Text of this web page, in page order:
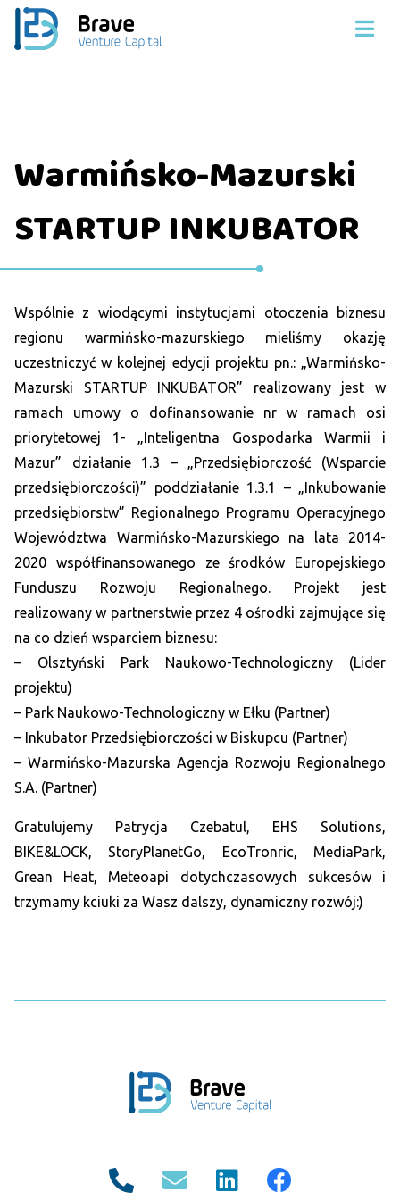
Warmińsko-Mazurski
STARTUP INKUBATOR
Wspólnie z wiodącymi instytucjami otoczenia biznesu
regionu warmińsko-mazurskiego mieliśmy okazję
uczestniczyć w kolejnej edycji projektu pn.: „Warmińsko-
Mazurski STARTUP INKUBATOR” realizowany jest w
ramach umowy o dofinansowanie nr w ramach osi
priorytetowej 1- „Inteligentna Gospodarka Warmii i
Mazur” działanie 1.3 – „Przedsiębiorczość (Wsparcie
przedsiębiorczości)” poddziałanie 1.3.1 – „Inkubowanie
przedsiębiorstw” Regionalnego Programu Operacyjnego
Województwa Warmińsko-Mazurskiego na lata 2014-
2020 współfinansowanego ze środków Europejskiego
Funduszu Rozwoju Regionalnego. Projekt jest
realizowany w partnerstwie przez 4 ośrodki zajmujące się
na co dzień wsparciem biznesu:
– Olsztyński Park Naukowo-Technologiczny (Lider
projektu)
– Park Naukowo-Technologiczny w Ełku (Partner)
– Inkubator Przedsiębiorczości w Biskupcu (Partner)
– Warmińsko-Mazurska Agencja Rozwoju Regionalnego
S.A. (Partner)
Gratulujemy Patrycja Czebatul, EHS Solutions,
BIKE&LOCK, StoryPlanetGo, EcoTronric, MediaPark,
Grean Heat, Meteoapi dotychczasowych sukcesów i
trzymamy kciuki za Wasz dalszy, dynamiczny rozwój:)